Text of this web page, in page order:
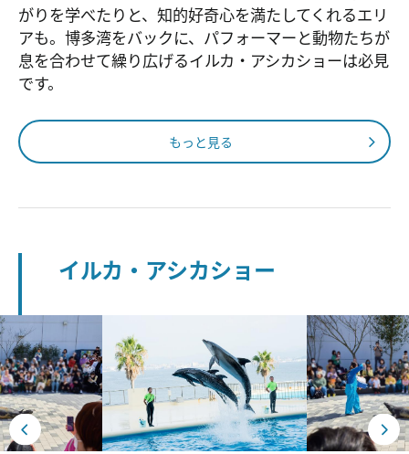
がりを学べたりと、知的好奇心を満たしてくれるエリ
アも。博多湾をバックに、パフォーマーと動物たちが
息を合わせて繰り広げるイルカ・アシカショーは必見
です。
もっと見る
イルカ・アシカショー